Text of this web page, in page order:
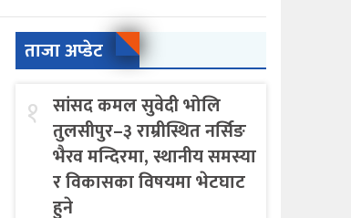
ताजा अप्डेट
१ सांसद कमल सुवेदी भोलि
तुलसीपुर–३ राम्रीस्थित नर्सिङ
भैरव मन्दिरमा, स्थानीय समस्या
र विकासका विषयमा भेटघाट
हुने